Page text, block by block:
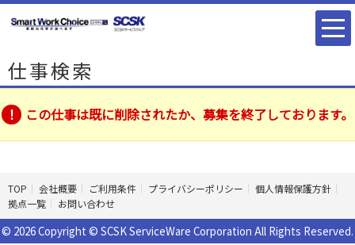
仕事検索
この仕事は既に削除されたか、募集を終了しております。
TOP 会社概要 ご利用条件 プライバシーポリシー
個人情報保護方針
拠点一覧
お問い合わせ
© 2026 Copyright © SCSK ServiceWare Corporation All Rights Reserved.